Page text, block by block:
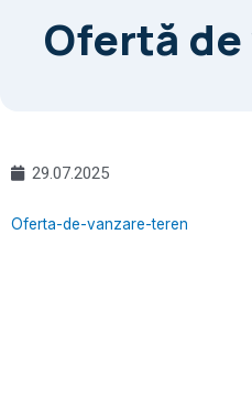
Ofertă
29.07.2025
Oferta-de-vanzare-teren